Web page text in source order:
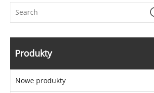
Produkty
Nowe produkty